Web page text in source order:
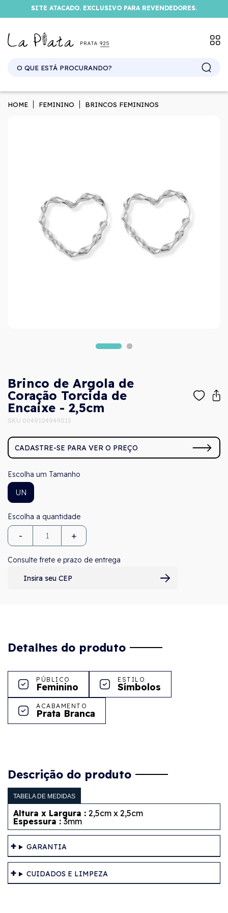
SITE ATACADO. EXCLUSIVO PARA REVENDEDORES.
HOME FEMININO BRINCOS FEMININOS
Brinco de Argola de
Coração Torcida de
Encaixe - 2,5cm
SKU 0049104949013
CADASTRE-SE PARA VER O PREÇO
Tamanho
UN
- +
Consulte frete e prazo de entrega
Detalhes do produto
PÚBLICO
Feminino
ESTILO
Símbolos
ACABAMENTO
Prata Branca
Descrição do produto
TABELA DE MEDIDAS
Altura x Largura : 2,5cm x 2,5cm
Espessura :3mm
GARANTIA
CUIDADOS E LIMPEZA